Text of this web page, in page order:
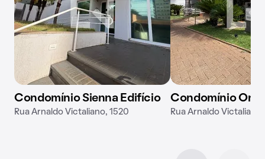
Condomínio Sienna Edifício
Rua Arnaldo Victaliano, 1520
Condomínio Only
Rua Arnaldo